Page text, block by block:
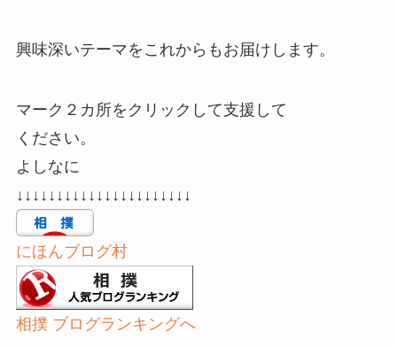
興味深いテーマをこれからもお届けします。
マーク２カ所をクリックして支援して
ください。
よしなに
↓↓↓↓↓↓↓↓↓↓↓↓↓↓↓↓↓↓↓↓↓↓
にほんブログ村
相撲 ブログランキングへ